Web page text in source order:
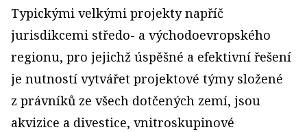
Typickými velkými projekty napříč
jurisdikcemi středo- a východoevropského
regionu, pro jejichž úspěšné a efektivní řešení
je nutností vytvářet projektové týmy složené
z právníků ze všech dotčených zemí, jsou
akvizice a divestice, vnitroskupinové